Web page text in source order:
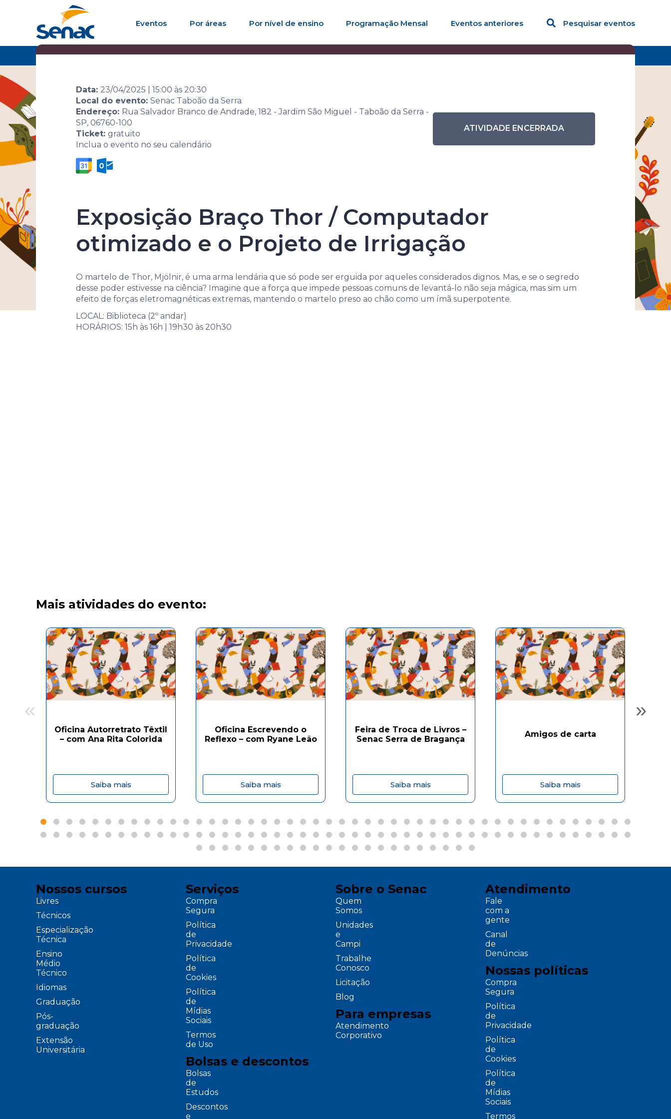
Eventos Por áreas Por nível de ensino Programação Mensal Eventos anteriores Pesquisar eventos
Home Agenda de eventos Evento 10ª Semana Senac de Leitura Atividade Exposição Braço Thor / Computador otimizado e o Projeto de Irrigação
10ª Semana Senac de Leitura
Data: 23/04/2025 15:00 às 20:30
Local do evento: Senac Taboão da Serra
Endereço: Rua Salvador Branco de Andrade, 182 - Jardim São Miguel - Taboão da Serra -
SP, 06760-100
Ticket: gratuito
Inclua o evento no seu calendário
ATIVIDADE ENCERRADA
Exposição Braço Thor / Computador
otimizado e o Projeto de Irrigação
O martelo de Thor, Mjölnir, é uma arma lendária que só pode ser erguida por aqueles considerados dignos. Mas, e se o segredo
desse poder estivesse na ciência? Imagine que a força que impede pessoas comuns de levantá-lo não seja mágica, mas sim um
efeito de forças eletromagnéticas extremas, mantendo o martelo preso ao chão como um ímã superpotente.
LOCAL: Biblioteca (2º andar)
HORÁRIOS: 15h às 16h | 19h30 às 20h30
Mais atividades do evento:
Oficina Autorretrato Têxtil
– com Ana Rita Colorida
Saiba mais
Oficina Escrevendo o
Reflexo – com Ryane Leão
Saiba mais
Feira de Troca de Livros –
Senac Serra de Bragança
Saiba mais
Amigos de carta
Saiba mais
« »
Nossos cursos
Livres
Técnicos
Especialização
Técnica
Ensino
Médio
Técnico
Idiomas
Graduação
Pós-
graduação
Extensão
Universitária
Serviços
Compra
Segura
Política
de
Privacidade
Política
de
Cookies
Política
de
Mídias
Sociais
Termos
de Uso
Bolsas e descontos
Bolsas
de
Estudos
Descontos
e
Sobre o Senac
Quem
Somos
Unidades
e
Campi
Trabalhe
Conosco
Licitação
Blog
Para empresas
Atendimento
Corporativo
Atendimento
Fale
com a
gente
Canal
de
Denúncias
Nossas políticas
Compra
Segura
Política
de
Privacidade
Política
de
Cookies
Política
de
Mídias
Sociais
Termos